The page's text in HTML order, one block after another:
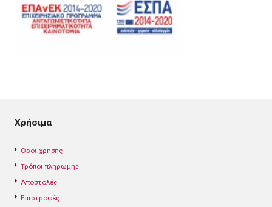
Χρήσιμα
Όροι χρήσης
Τρόποι πληρωμής
Αποστολές
Επιστροφές